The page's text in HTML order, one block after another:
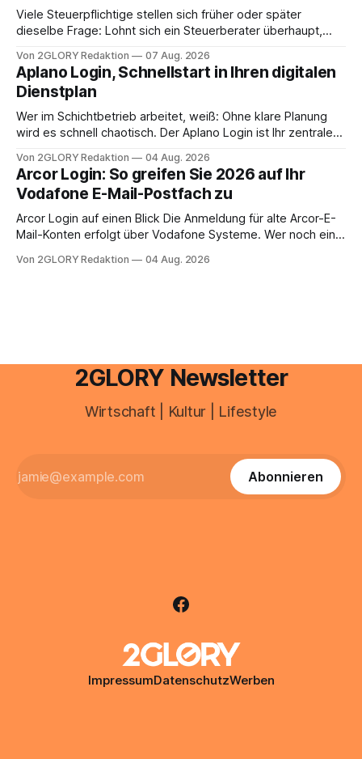
Viele Steuerpflichtige stellen sich früher oder später
dieselbe Frage: Lohnt sich ein Steuerberater überhaupt,
erledigen? Die kurze Antwort: Bei einfachen
Einkommensverhältnissen reicht häufig eine Steuersoftware
aus – sobald jedoch mehrere Einkunftsarten
zusammentreffen oder größere finanzielle Veränderungen
anstehen, zahlt sich professionelle Unterstützung meist
Von 2GLORY Redaktion 07 Aug. 2026
Aplano Login, Schnellstart in Ihren digitalen
Dienstplan
Wer im Schichtbetrieb arbeitet, weiß: Ohne klare Planung
wird es schnell chaotisch. Der Aplano Login ist Ihr zentraler
abwesenheiten und die gesamte kommunikation rund um
Ihr personal digital zu organisieren. In diesem Leitfaden
erfahren Sie alles, was Sie für einen reibungslosen Einstieg
brauchen, von der Registrierung
Von 2GLORY Redaktion 04 Aug. 2026
Arcor Login: So greifen Sie 2026 auf Ihr
Vodafone E-Mail-Postfach zu
Arcor Login auf einen Blick Die Anmeldung für alte Arcor-E-
Mail-Konten erfolgt über Vodafone Systeme. Wer noch eine
besitzt, loggt sich heute über das Vodafone E-Mail & Cloud
Von 2GLORY Redaktion 04 Aug. 2026
2GLORY Newsletter
Wirtschaft | Kultur | Lifestyle
Abonnieren
ImpressumDatenschutzWerben